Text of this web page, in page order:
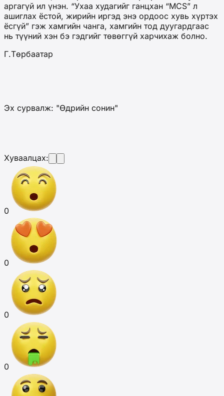
аргагүй ил үнэн. “Ухаа худагийг ганцхан “MCS” л
ашиглах ёстой, жирийн иргэд энэ ордоос хувь хүртэх
ёсгүй” гэж хамгийн чанга, хамгийн тод дуугардгаас
нь түүний хэн бэ гэдгийг төвөггүй харчихаж болно.
Г.Төрбаатар
Эх сурвалж: "Өдрийн сонин"
Хуваалцах:
0
0
0
0